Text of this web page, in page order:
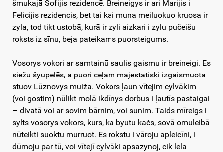
šmukajā Sofijis rezidencē. Breineigys ir ari Marijis i
Felicijis rezidencis, bet tai kai muna meiluokuo kruosa ir
zyla, tod tikt ustobā, kurā ir zyli aizkari i zylu pučeišu
roksts iz sīnu, beja pateikams puorsteigums.
Vosorys vokori ar samtainū saulis gaismu ir breineigi. Es
siežu šyupelēs, a puori ceļam majestatiski izgaismuota
stuov Lūznovys muiža. Vokors ļaun vītejim cylvākim
(voi gostim) nūlikt molā ikdīnys dorbus i ļautīs pastaigai
– divatā voi ar sovim bārnim, voi sunim. Taids mīreigs i
sylts vosorys vokors, kurs, ka byutu kačs, sovā omuleibā
nūteikti suoktu murruot. Es rokstu i vāroju apleicīni, i
dūmoju par tū, voi vītejī cylvāki apsazynoj, cik lela